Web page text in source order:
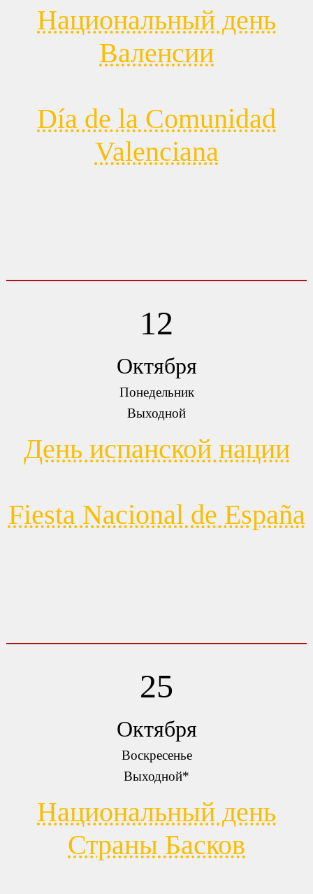
Национальный день
Валенсии
Día de la Comunidad
Valenciana
12
Октября
Понедельник
Выходной
День испанской нации
Fiesta Nacional de España
25
Октября
Воскресенье
Выходной*
Национальный день
Страны Басков